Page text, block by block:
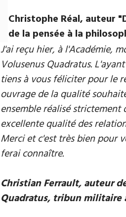
Christophe Réal, auteur
de la pensée à la
J'ai reçu hier, à l'Académie,
Volusenus Quadratus.
tiens à vous féliciter pour le
ouvrage de la qualité
ensemble réalisé strictement
excellente qualité des
Merci et c'est très bien pour
ferai connaître.
Christian Ferrault, auteur
Quadratus, tribun militaire